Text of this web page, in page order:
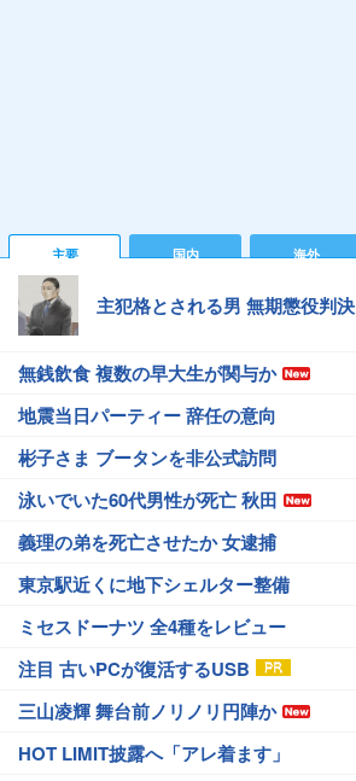
主要 国内 海外
主犯格とされる男 無期懲役判決
無銭飲食 複数の早大生が関与か
地震当日パーティー 辞任の意向
彬子さま ブータンを非公式訪問
泳いでいた60代男性が死亡 秋田
義理の弟を死亡させたか 女逮捕
東京駅近くに地下シェルター整備
ミセスドーナツ 全4種をレビュー
注目 古いPCが復活するUSB
三山凌輝 舞台前ノリノリ円陣か
HOT LIMIT披露へ「アレ着ます」